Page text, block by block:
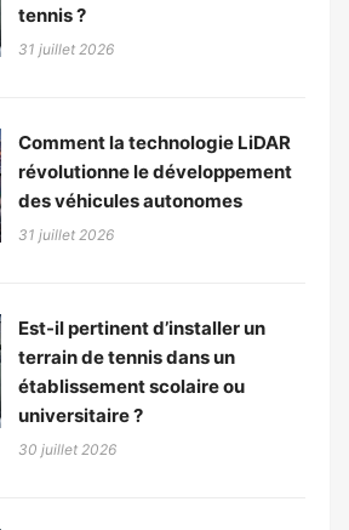
tennis ?
31 juillet 2026
Comment la technologie LiDAR
révolutionne le développement
des véhicules autonomes
31 juillet 2026
Est-il pertinent d’installer un
terrain de tennis dans un
établissement scolaire ou
universitaire ?
30 juillet 2026